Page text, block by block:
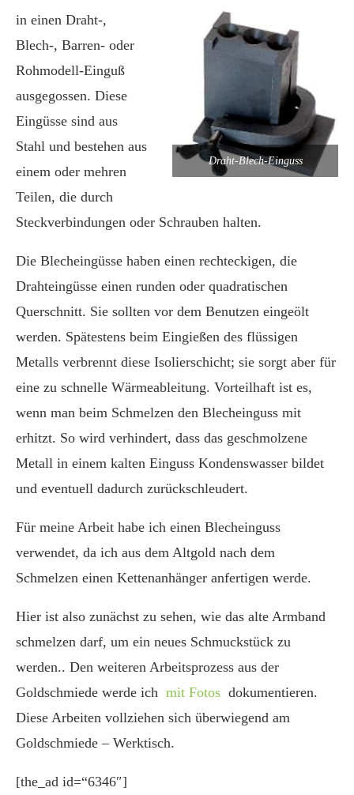
Draht-Blech-Einguss
in einen Draht-,
Blech-, Barren- oder
Rohmodell-Einguß
ausgegossen. Diese
Eingüsse sind aus
Stahl und bestehen aus
einem oder mehren
Teilen, die durch
Steckverbindungen oder Schrauben halten.
Die Blecheingüsse haben einen rechteckigen, die
Drahteingüsse einen runden oder quadratischen
Querschnitt. Sie sollten vor dem Benutzen eingeölt
werden. Spätestens beim Eingießen des flüssigen
Metalls verbrennt diese Isolierschicht; sie sorgt aber für
eine zu schnelle Wärmeableitung. Vorteilhaft ist es,
wenn man beim Schmelzen den Blecheinguss mit
erhitzt. So wird verhindert, dass das geschmolzene
Metall in einem kalten Einguss Kondenswasser bildet
und eventuell dadurch zurückschleudert.
Für meine Arbeit habe ich einen Blecheinguss
verwendet, da ich aus dem Altgold nach dem
Schmelzen einen Kettenanhänger anfertigen werde.
Hier ist also zunächst zu sehen, wie das alte Armband
schmelzen darf, um ein neues Schmuckstück zu
werden.. Den weiteren Arbeitsprozess aus der
Goldschmiede werde ich mit Fotos dokumentieren.
Diese Arbeiten vollziehen sich überwiegend am
Goldschmiede – Werktisch.
[the_ad id=“6346″]